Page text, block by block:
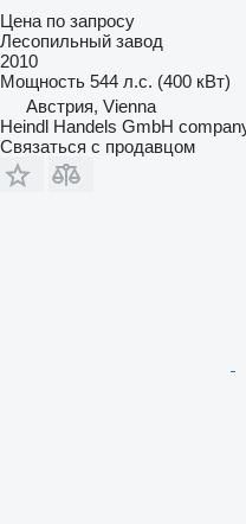
Цена по запросу
Лесопильный завод
2010
Мощность 544 л.с. (400 кВт)
Австрия, Vienna
Heindl Handels GmbH
Связаться с продавцом